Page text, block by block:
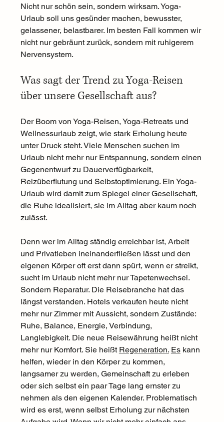
Nicht nur schön sein, sondern wirksam. Yoga-
Urlaub soll uns gesünder machen, bewusster,
gelassener, belastbarer. Im besten Fall kommen wir
nicht nur gebräunt zurück, sondern mit ruhigerem
Nervensystem.
Was sagt der Trend zu Yoga-Reisen
über unsere Gesellschaft aus?
Der Boom von Yoga-Reisen, Yoga-Retreats und
Wellnessurlaub zeigt, wie stark Erholung heute
unter Druck steht. Viele Menschen suchen im
Urlaub nicht mehr nur Entspannung, sondern einen
Gegenentwurf zu Dauerverfügbarkeit,
Reizüberflutung und Selbstoptimierung. Ein Yoga-
Urlaub wird damit zum Spiegel einer Gesellschaft,
die Ruhe idealisiert, sie im Alltag aber kaum noch
zulässt.
Denn wer im Alltag ständig erreichbar ist, Arbeit
und Privatleben ineinanderfließen lässt und den
eigenen Körper oft erst dann spürt, wenn er streikt,
sucht im Urlaub nicht mehr nur Tapetenwechsel.
Sondern Reparatur. Die Reisebranche hat das
längst verstanden. Hotels verkaufen heute nicht
mehr nur Zimmer mit Aussicht, sondern Zustände:
Ruhe, Balance, Energie, Verbindung,
Langlebigkeit. Die neue Reisewährung heißt nicht
mehr nur Komfort. Sie heißt Regeneration. Es kann
helfen, wieder in den Körper zu kommen,
langsamer zu werden, Gemeinschaft zu erleben
oder sich selbst ein paar Tage lang ernster zu
nehmen als den eigenen Kalender. Problematisch
wird es erst, wenn selbst Erholung zur nächsten